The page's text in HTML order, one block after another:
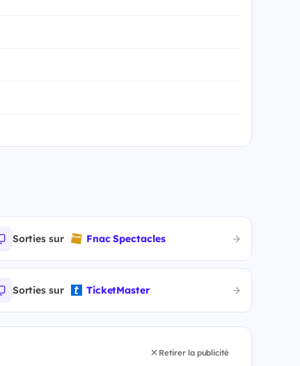
Sorties sur Fnac Spectacles
Sorties sur TicketMaster
Retirer la publicité